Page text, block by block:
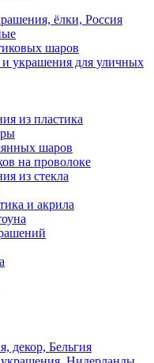
ёлки, Россия
шаров
украшения для уличных
из пластика
шаров
на проволоке
из стекла
и акрила
декор, Бельгия